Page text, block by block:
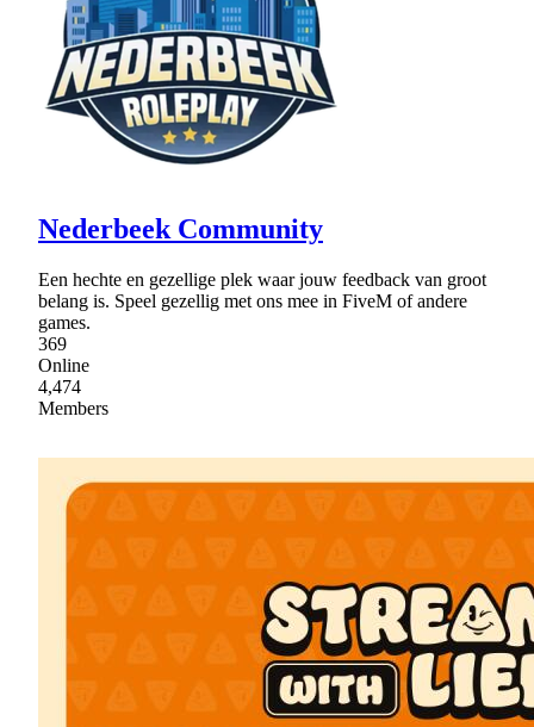
Nederbeek Community
Een hechte en gezellige plek waar jouw feedback van groot
belang is. Speel gezellig met ons mee in FiveM of andere
games.
369
Online
4,474
Members